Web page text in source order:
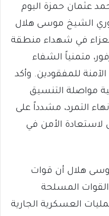
عثمان حمزة اليوم
الشيخ موسى هلال
في شهداء منطقة
متمنياً الشفاء
للمفقودين. وأكد
مواصلة التنسيق
التمرد، مشدداً على
الأمن في
هلال أن قوات
المسلحة
العسكرية الجارية